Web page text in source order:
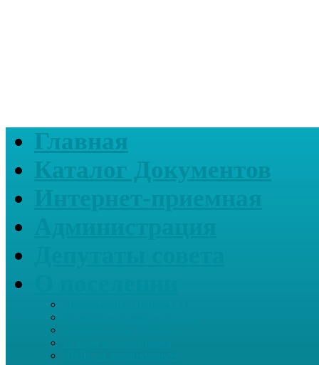
Главная
Каталог Документов